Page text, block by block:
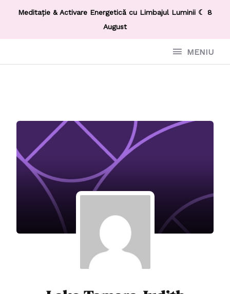
Meditație & Activare Energetică cu Limbajul Luminii ☾ 8
August
MENIU